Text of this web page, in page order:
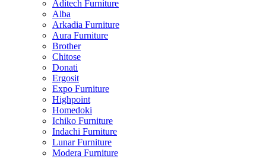
Aditech Furniture
Alba
Arkadia Furniture
Aura Furniture
Brother
Chitose
Donati
Ergosit
Expo Furniture
Highpoint
Homedoki
Ichiko Furniture
Indachi Furniture
Lunar Furniture
Modera Furniture